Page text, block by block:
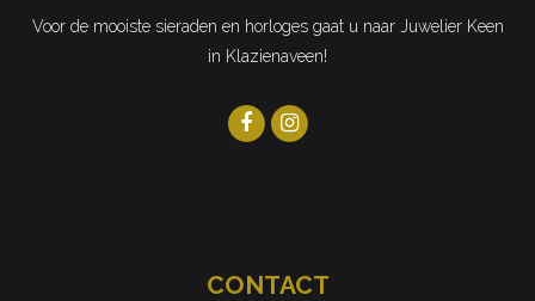
Voor de mooiste sieraden en horloges gaat u naar Juwelier Keen
in Klazienaveen!
CONTACT